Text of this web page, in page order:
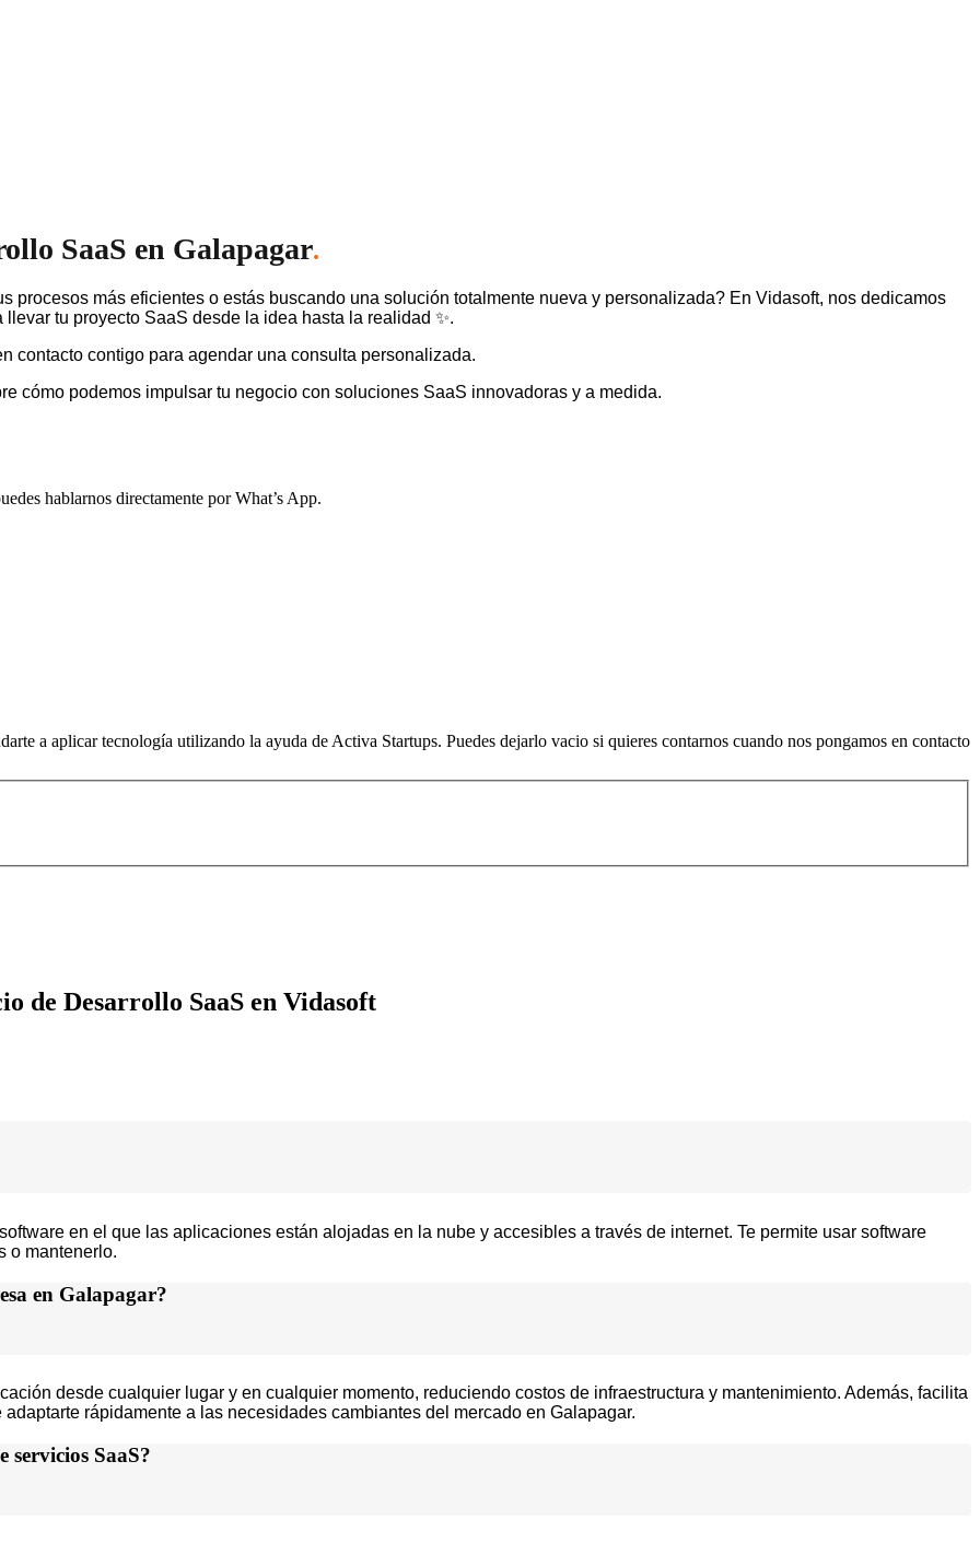
SaaS en Galapagar.
procesos más eficientes o estás buscando una solución totalmente nueva y personalizada? En Vidasoft, nos dedicamos
tu proyecto SaaS desde la idea hasta la realidad ✨.
contacto contigo para agendar una consulta personalizada.
cómo podemos impulsar tu negocio con soluciones SaaS innovadoras y a medida.
hablarnos directamente por What’s App.
a aplicar tecnología utilizando la ayuda de Activa Startups. Puedes dejarlo vacio si quieres contarnos cuando nos pongamos en contacto
de Desarrollo SaaS en Vidasoft
en el que las aplicaciones están alojadas en la nube y accesibles a través de internet. Te permite usar software
o mantenerlo.
en Galapagar?
desde cualquier lugar y en cualquier momento, reduciendo costos de infraestructura y mantenimiento. Además, facilita
rápidamente a las necesidades cambiantes del mercado en Galapagar.
servicios SaaS?